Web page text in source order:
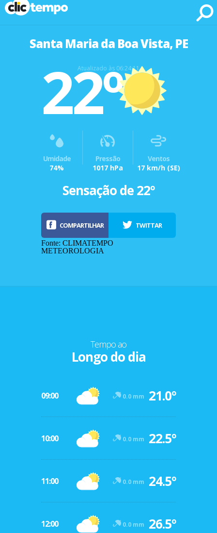
Santa Maria da Boa Vista, PE
Fonte: CLIMATEMPO METEOROLOGIA
Atualizado às 06:24:11
22º
Umidade
74%
Pressão
1017 hPa
Ventos
17 km/h (SE)
Sensação de 22º
COMPARTILHAR TWITTAR
Fonte: CLIMATEMPO
METEOROLOGIA
Tempo ao
Longo do dia
09:00 0.0 mm 21.0º
10:00 0.0 mm 22.5º
11:00 0.0 mm 24.5º
12:00 0.0 mm 26.5º